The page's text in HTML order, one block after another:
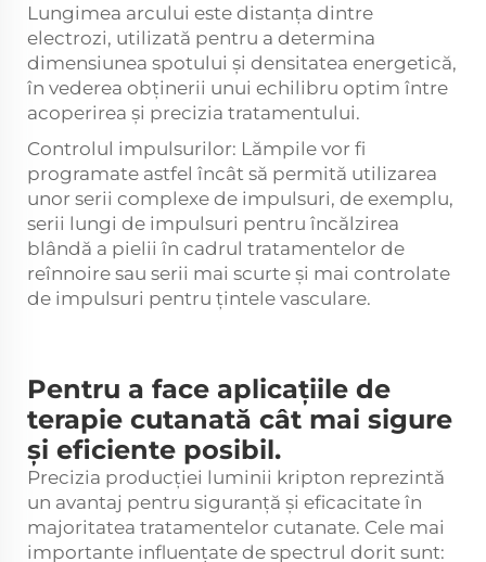
Lungimea arcului este distanța dintre
electrozi, utilizată pentru a determina
dimensiunea spotului și densitatea energetică,
în vederea obținerii unui echilibru optim între
acoperirea și precizia tratamentului.
Controlul impulsurilor: Lămpile vor fi
programate astfel încât să permită utilizarea
unor serii complexe de impulsuri, de exemplu,
serii lungi de impulsuri pentru încălzirea
blândă a pielii în cadrul tratamentelor de
reînnoire sau serii mai scurte și mai controlate
de impulsuri pentru țintele vasculare.
Pentru a face aplicațiile de
terapie cutanată cât mai sigure
și eficiente posibil.
Precizia producției luminii kripton reprezintă
un avantaj pentru siguranță și eficacitate în
majoritatea tratamentelor cutanate. Cele mai
importante influențate de spectrul dorit sunt: